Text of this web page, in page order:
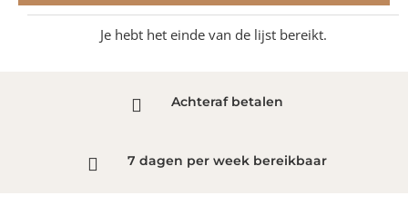
Je hebt het einde van de lijst bereikt.
Achteraf betalen
7 dagen per week bereikbaar